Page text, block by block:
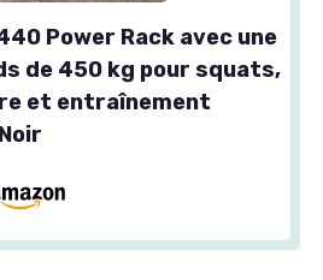
Power Rack avec une
de 450 kg pour squats,
et entraînement